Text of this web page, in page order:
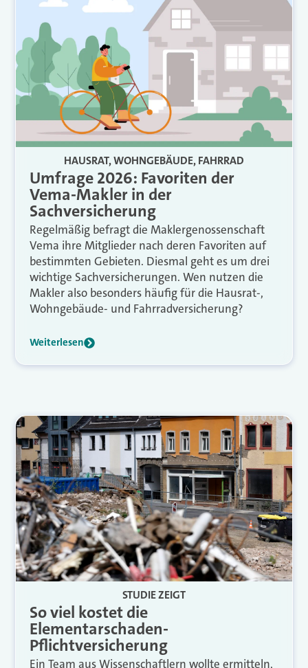
HAUSRAT, WOHNGEBÄUDE, FAHRRAD
Umfrage 2026: Favoriten der
Vema-Makler in der
Sachversicherung
Regelmäßig befragt die Maklergenossenschaft
Vema ihre Mitglieder nach deren Favoriten auf
bestimmten Gebieten. Diesmal geht es um drei
wichtige Sachversicherungen. Wen nutzen die
Makler also besonders häufig für die Hausrat-,
Wohngebäude- und Fahrradversicherung?
Weiterlesen
STUDIE ZEIGT
So viel kostet die
Elementarschaden-
Pflichtversicherung
Ein Team aus Wissenschaftlern wollte ermitteln,